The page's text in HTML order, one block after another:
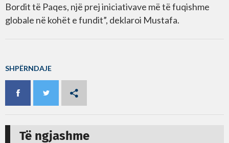
Bordit të Paqes, një prej iniciativave më të fuqishme
globale në kohët e fundit”, deklaroi Mustafa.
SHPËRNDAJE
Të ngjashme